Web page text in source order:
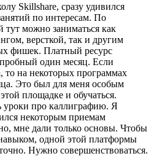
Skillshare, сразу удивился
по интересам. По
тут можно заниматься как
версткой, так и другим
фишек. Платный ресурс
один месяц. Если
то на некоторых программах
Это был для меня особым
площадке и обучаться.
уроки про каллиграфию. Я
некоторым приемам
мне дали только основы. Чтобы
одной этой платформы
Нужно совершенствоваться.